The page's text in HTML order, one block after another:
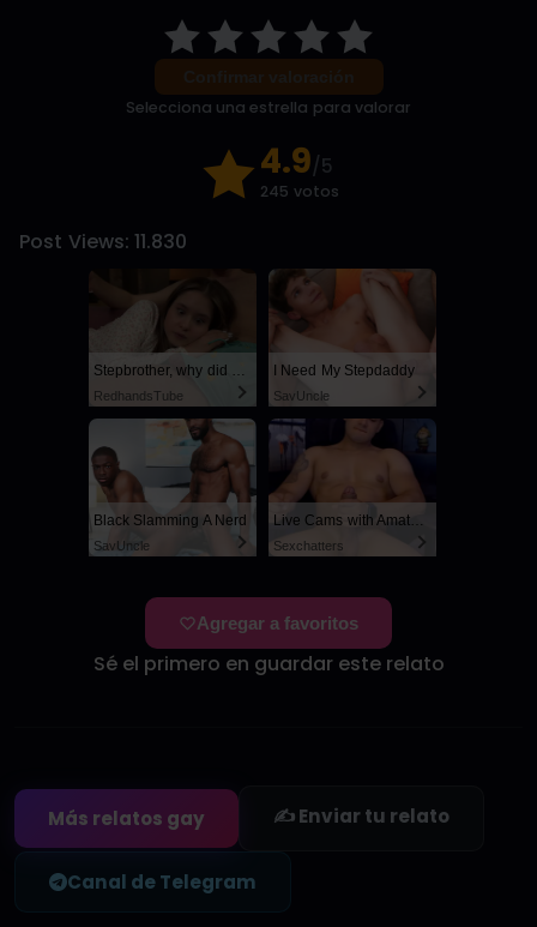
Selecciona una estrella para valorar
4.9/5
245 votos
Post Views: 11.830
Stepbrother, why did you show me your dick? Now I want to fuck you with my wet pussy
RedhandsTube
I Need My Stepdaddy
SayUncle
Black Slamming A Nerd
SayUncle
Live Cams with Amateur Men
Sexchatters
Agregar a favoritos
Sé el primero en guardar este relato
Más relatos gay ✍️ Enviar tu relato
Canal de Telegram